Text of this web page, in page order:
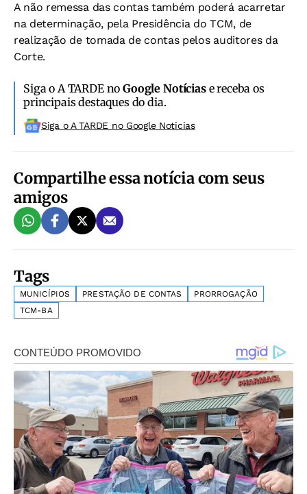
A não remessa das contas também poderá acarretar
na determinação, pela Presidência do TCM, de
realização de tomada de contas pelos auditores da
Corte.
Siga o A TARDE noGoogle Notíciase receba os
principais destaques do dia.
Siga o A TARDE no Google Noticias
Compartilhe essa notícia com seus
amigos
Tags
MUNICÍPIOS PRESTAÇÃO DE CONTAS
PRORROGAÇÃO
TCM-BA